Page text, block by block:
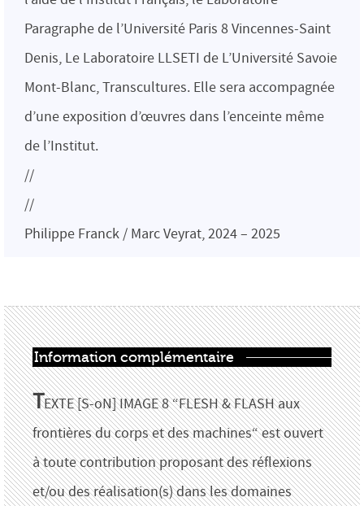
Paragraphe de l’Université Paris 8 Vincennes-Saint
Denis, Le Laboratoire LLSETI de L’Université Savoie
Mont-Blanc, Transcultures. Elle sera accompagnée
d’une exposition d’œuvres dans l’enceinte même
de l’Institut.
//
//
Philippe Franck / Marc Veyrat, 2024 – 2025
Information complémentaire
TEXTE [S-oN] IMAGE 8 “FLESH & FLASH aux
frontières du corps et des machines“ est ouvert
à toute contribution proposant des réflexions
et/ou des réalisation(s) dans les domaines